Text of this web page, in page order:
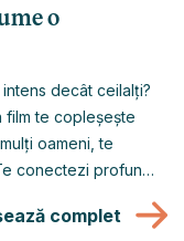
o
decât ceilalți?
film te copleșește
oameni, te
conectezi profund
complet